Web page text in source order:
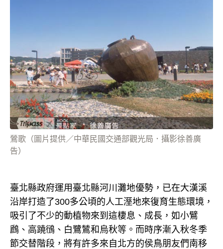
鶯歌（圖片提供／中華民國交通部觀光局．攝影徐善廣
告）
臺北縣政府運用臺北縣河川灘地優勢，已在大漢溪
沿岸打造了300多公頃的人工溼地來復育生態環境，
吸引了不少的動植物來到這棲息、成長，如小鷿
鷉、高蹺鴴、白鷺鷥和烏秋等。而時序漸入秋冬季
節交替階段，將有許多來自北方的侯鳥朋友們南移